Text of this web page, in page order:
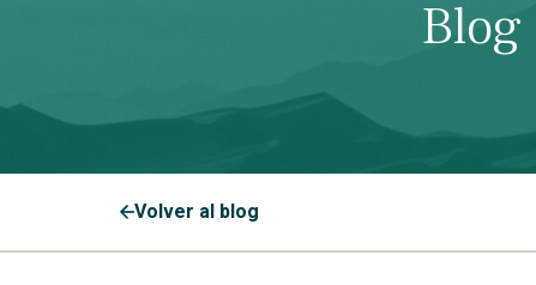
Volver al blog